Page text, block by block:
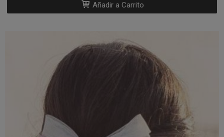
Añadir a Carrito